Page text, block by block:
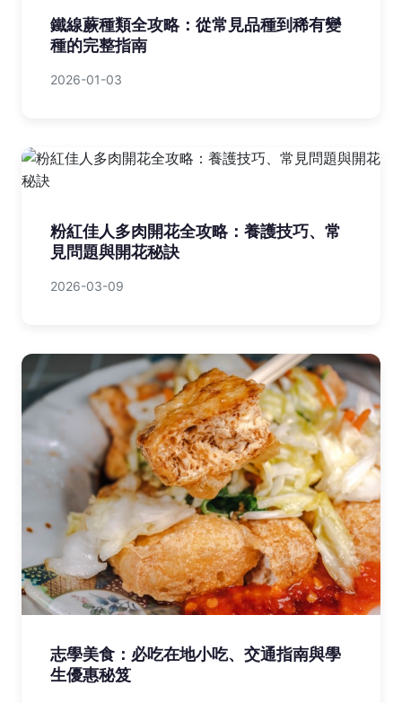
鐵線蕨種類全攻略：從常見品種到稀有變
種的完整指南
2026-01-03
粉紅佳人多肉開花全攻略：養護技巧、常
見問題與開花秘訣
2026-03-09
志學美食：必吃在地小吃、交通指南與學
生優惠秘笈